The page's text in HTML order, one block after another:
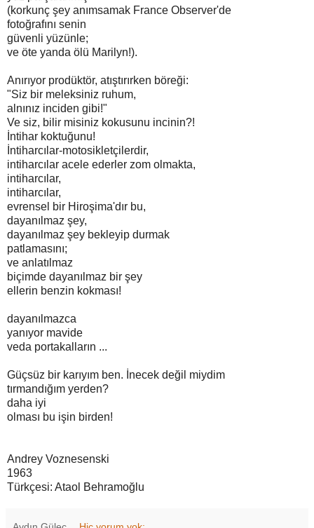
(korkunç şey anımsamak France Observer'de
fotoğrafını senin
güvenli yüzünle;
ve öte yanda ölü Marilyn!).
Anırıyor prodüktör, atıştırırken böreği:
"Siz bir meleksiniz ruhum,
alnınız inciden gibi!"
Ve siz, bilir misiniz kokusunu incinin?!
İntihar koktuğunu!
İntiharcılar-motosikletçilerdir,
intiharcılar acele ederler zom olmakta,
intiharcılar,
intiharcılar,
evrensel bir Hiroşima'dır bu,
dayanılmaz şey,
dayanılmaz şey bekleyip durmak
patlamasını;
ve anlatılmaz
biçimde dayanılmaz bir şey
ellerin benzin kokması!
dayanılmazca
yanıyor mavide
veda portakalların ...
Güçsüz bir karıyım ben. İnecek değil miydim
tırmandığım yerden?
daha iyi
olması bu işin birden!
Andrey Voznesenski
1963
Türkçesi: Ataol Behramoğlu